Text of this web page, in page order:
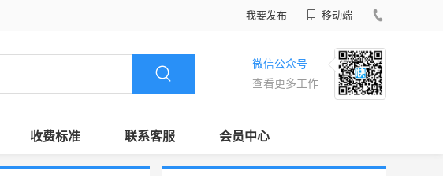
我要发布 移动端
微信公众号
查看更多工作
收费标准 联系客服 会员中心